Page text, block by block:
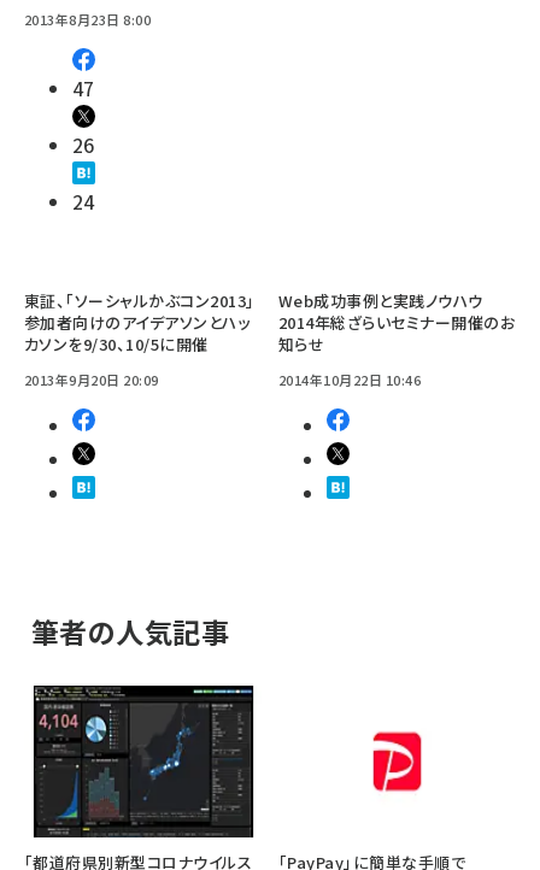
2013年8月23日 8:00
47
26
24
東証、「ソーシャルかぶコン2013」
参加者向けのアイデアソンとハッ
カソンを9/30、10/5に開催
2013年9月20日 20:09
Web成功事例と実践ノウハウ
2014年総ざらいセミナー開催のお
知らせ
2014年10月22日 10:46
筆者の人気記事
「都道府県別新型コロナウイルス 「PayPay」に簡単な手順で